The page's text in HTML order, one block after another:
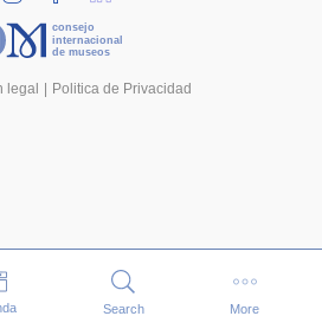
Search More
consejo
internacional
de museos
legal Politica de Privacidad